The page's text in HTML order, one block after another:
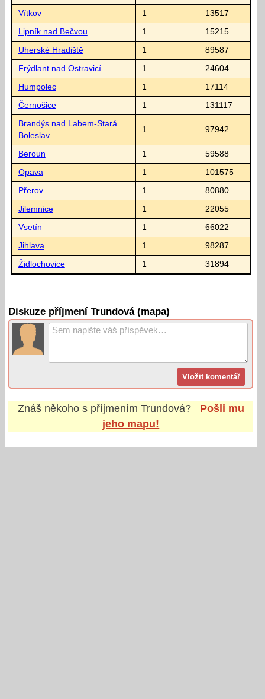
Vítkov 1 13517
Lipník nad Bečvou 1 15215
Uherské Hradiště 1 89587
Frýdlant nad Ostravicí 1 24604
Humpolec 1 17114
Černošice 1 131117
Brandýs nad Labem-Stará
Boleslav
1 97942
Beroun 1 59588
Opava 1 101575
Přerov 1 80880
Jilemnice 1 22055
Vsetín 1 66022
Jihlava 1 98287
Židlochovice 1 31894
Diskuze příjmení Trundová (mapa)
Znáš někoho s příjmením Trundová?
Pošli mu
jeho mapu!